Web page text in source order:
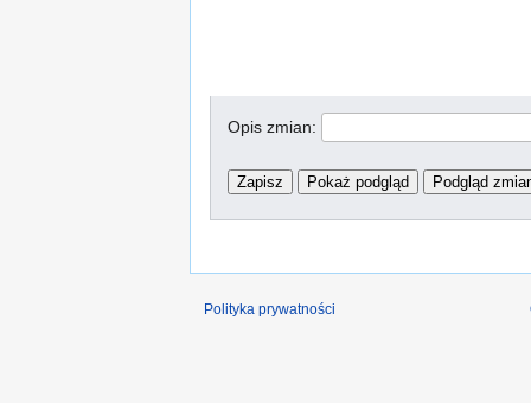
Opis zmian:
Polityka prywatności